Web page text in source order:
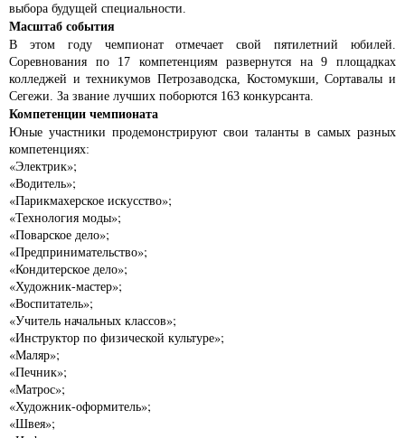
выбора будущей специальности.
Масштаб события
В этом году чемпионат отмечает свой пятилетний юбилей.
Соревнования по 17 компетенциям развернутся на 9 площадках
колледжей и техникумов Петрозаводска, Костомукши, Сортавалы и
Сегежи. За звание лучших поборются 163 конкурсанта.
Компетенции чемпионата
Юные участники продемонстрируют свои таланты в самых разных
компетенциях:
«Электрик»;
«Водитель»;
«Парикмахерское искусство»;
«Технология моды»;
«Поварское дело»;
«Предпринимательство»;
«Кондитерское дело»;
«Художник-мастер»;
«Воспитатель»;
«Учитель начальных классов»;
«Инструктор по физической культуре»;
«Маляр»;
«Печник»;
«Матрос»;
«Художник-оформитель»;
«Швея»;